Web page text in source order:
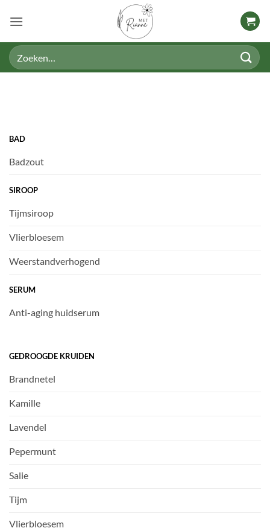
naar
Zoeken
naar:
BAD
Badzout
SIROOP
Tijmsiroop
Vlierbloesem
Weerstandverhogend
SERUM
Anti-aging huidserum
GEDROOGDE KRUIDEN
Brandnetel
Kamille
Lavendel
Pepermunt
Salie
Tijm
Vlierbloesem